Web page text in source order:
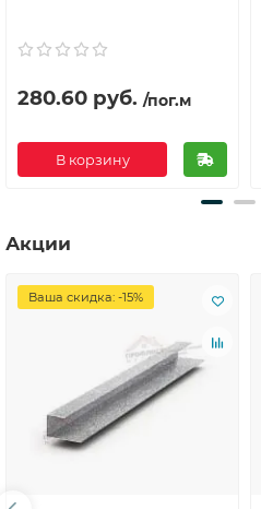
280.60 руб. /пог.м
В корзину
Акции
Ваша скидка: -15%